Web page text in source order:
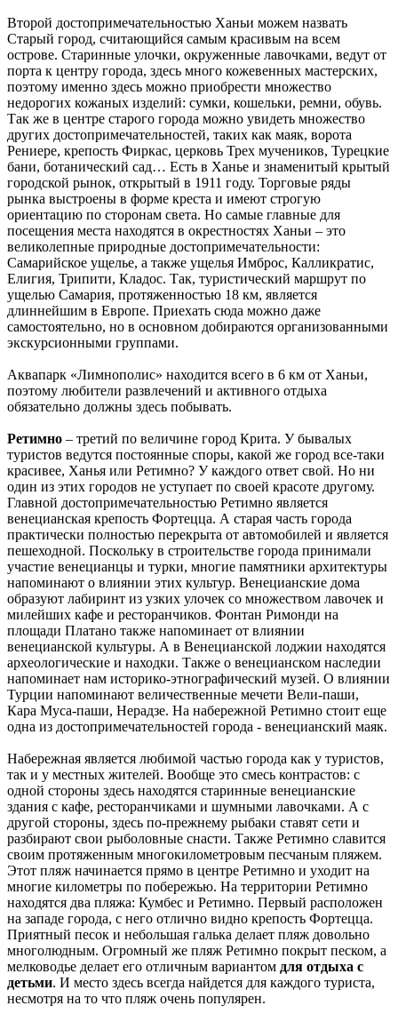
Второй достопримечательностью Ханьи можем назвать
Старый город, считающийся самым красивым на всем
острове. Старинные улочки, окруженные лавочками, ведут от
порта к центру города, здесь много кожевенных мастерских,
поэтому именно здесь можно приобрести множество
недорогих кожаных изделий: сумки, кошельки, ремни, обувь.
Так же в центре старого города можно увидеть множество
других достопримечательностей, таких как маяк, ворота
Рениере, крепость Фиркас, церковь Трех мучеников, Турецкие
бани, ботанический сад… Есть в Ханье и знаменитый крытый
городской рынок, открытый в 1911 году. Торговые ряды
рынка выстроены в форме креста и имеют строгую
ориентацию по сторонам света. Но самые главные для
посещения места находятся в окрестностях Ханьи – это
великолепные природные достопримечательности:
Самарийское ущелье, а также ущелья Имброс, Калликратис,
Елигия, Трипити, Кладос. Так, туристический маршрут по
ущелью Самария, протяженностью 18 км, является
длиннейшим в Европе. Приехать сюда можно даже
самостоятельно, но в основном добираются организованными
экскурсионными группами.
Аквапарк «Лимнополис» находится всего в 6 км от Ханьи,
поэтому любители развлечений и активного отдыха
обязательно должны здесь побывать.
Ретимно – третий по величине город Крита. У бывалых
туристов ведутся постоянные споры, какой же город все-таки
красивее, Ханья или Ретимно? У каждого ответ свой. Но ни
один из этих городов не уступает по своей красоте другому.
Главной достопримечательностью Ретимно является
венецианская крепость Фортецца. А старая часть города
практически полностью перекрыта от автомобилей и является
пешеходной. Поскольку в строительстве города принимали
участие венецианцы и турки, многие памятники архитектуры
напоминают о влиянии этих культур. Венецианские дома
образуют лабиринт из узких улочек со множеством лавочек и
милейших кафе и ресторанчиков. Фонтан Римонди на
площади Платано также напоминает от влиянии
венецианской культуры. А в Венецианской лоджии находятся
археологические и находки. Также о венецианском наследии
напоминает нам историко-этнографический музей. О влиянии
Турции напоминают величественные мечети Вели-паши,
Кара Муса-паши, Нерадзе. На набережной Ретимно стоит еще
одна из достопримечательностей города - венецианский маяк.
Набережная является любимой частью города как у туристов,
так и у местных жителей. Вообще это смесь контрастов: с
одной стороны здесь находятся старинные венецианские
здания с кафе, ресторанчиками и шумными лавочками. А с
другой стороны, здесь по-прежнему рыбаки ставят сети и
разбирают свои рыболовные снасти. Также Ретимно славится
своим протяженным многокилометровым песчаным пляжем.
Этот пляж начинается прямо в центре Ретимно и уходит на
многие километры по побережью. На территории Ретимно
находятся два пляжа: Кумбес и Ретимно. Первый расположен
на западе города, с него отлично видно крепость Фортецца.
Приятный песок и небольшая галька делает пляж довольно
многолюдным. Огромный же пляж Ретимно покрыт песком, а
мелководье делает его отличным вариантом для отдыха с
детьми. И место здесь всегда найдется для каждого туриста,
несмотря на то что пляж очень популярен.